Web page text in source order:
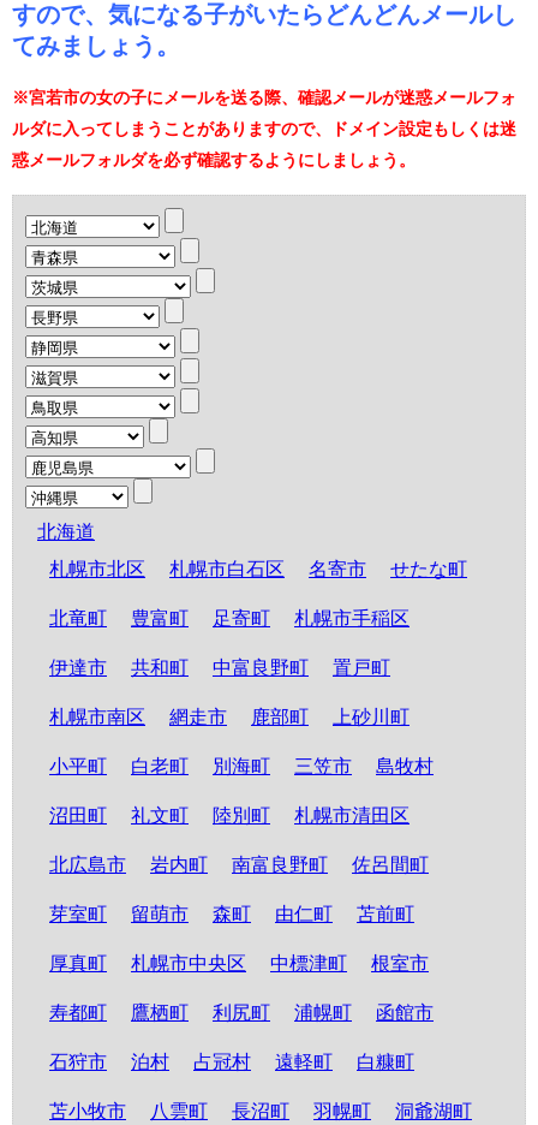
すので、気になる子がいたらどんどんメールし
てみましょう。
※宮若市の女の子にメールを送る際、確認メールが迷惑メールフォ
ルダに入ってしまうことがありますので、ドメイン設定もしくは迷
惑メールフォルダを必ず確認するようにしましょう。
北海道
札幌市北区
札幌市白石区 名寄市 せたな町
北竜町 豊富町 足寄町 札幌市手稲区
伊達市 共和町 中富良野町 置戸町
札幌市南区 網走市 鹿部町 上砂川町
小平町 白老町 別海町 三笠市 島牧村
沼田町 礼文町 陸別町 札幌市清田区
北広島市 岩内町 南富良野町 佐呂間町
芽室町 留萌市 森町 由仁町 苫前町
厚真町 札幌市中央区 中標津町 根室市
寿都町 鷹栖町 利尻町 浦幌町 函館市
石狩市 泊村 占冠村 遠軽町 白糠町
苫小牧市 八雲町 長沼町 羽幌町 洞爺湖町